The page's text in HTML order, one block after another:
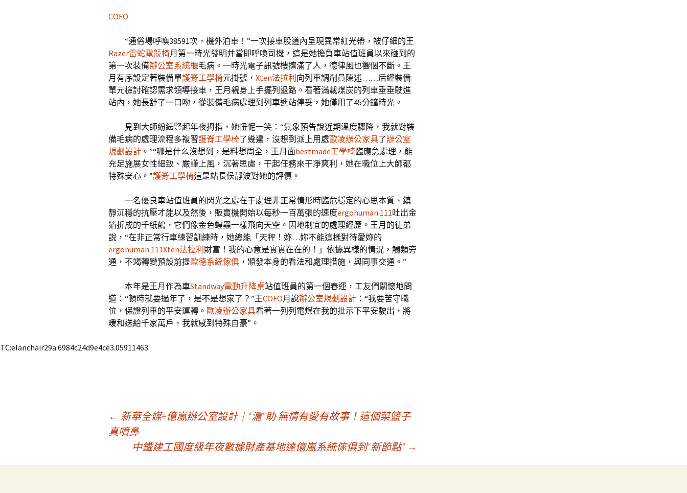
COFO
“通俗場呼喚38591次，機外泊車！”一次接車股道內呈現異常紅光帶，被仔細的王
Razer雷蛇電競椅月第一時光發明并當即呼喚司機，這是她擔負車站值班員以來碰到的
第一次裝備辦公室系統櫃毛病。一時光電子訊號樓擠滿了人，德律風也響個不斷。王
月有序設定著裝備單護脊工學椅元掛號， Xten法拉利 向列車調劑員陳述……后經裝備
單元檢討確認需求領導接車，王月親身上手擺列退路。看著滿載煤炭的列車垂垂駛進
站內，她長舒了一口吻，從裝備毛病處理到列車進站停妥，她僅用了45分鐘時光。
見到大師紛紜豎起年夜拇指，她忸怩一笑：“氣象預告說近期溫度驟降，我就對裝
備毛病的處理流程多複習護脊工學椅了幾遍，沒想到派上用處歐凌辦公家具了辦公室
規劃設計 。”“哪是什么沒想到，是料想周全，王月面bestmade工學椅臨應急處理，能
充足施展女性細致、嚴謹上風，沉著思慮，干起任務來干凈爽利，她在職位上大師都
特殊安心。”護脊工學椅這是站長侯靜波對她的評價。
一名優良車站值班員的閃光之處在于處理非正常情形時臨危穩定的心思本質、鎮
靜沉穩的抗壓才能以及然後，販賣機開始以每秒一百萬張的速度ergohuman 111吐出金
箔折成的千紙鶴，它們像金色蝗蟲一樣飛向天空。因地制宜的處理經歷。王月的徒弟
說，“在非正常行車練習訓練時，她總能「天秤！妳…妳不能這樣對待愛妳的
ergohuman 111Xten法拉利 財富！我的心意是實實在在的！」依據異樣的情況，觸類旁
通，不竭轉變預設前提歐德系統傢俱 ，頒發本身的看法和處理措施，與同事交通。”
本年是王月作為車Standway電動升降桌站值班員的第一個春運，工友們關懷地問
道：“頓時就要過年了，是不是想家了？”王COFO月說辦公室規劃設計 ：“我要苦守職
位，保證列車的平安運轉。 歐凌辦公家具看著一列列電煤在我的批示下平安駛出，將
暖和送給千家萬戶，我就感到特殊自豪”。
TC:elanchair29a 6984c24d9e4ce3.05911463
← 新華全媒+億嵐辦公室設計｜“滬”助·無情有愛有故事！這個菜籃子
真噴鼻
中鐵建工國度級年夜數據財產基地達億嵐系統傢俱到“新節點” →